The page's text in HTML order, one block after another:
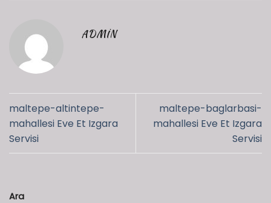
ADMIN
maltepe-altintepe-
mahallesi Eve Et Izgara
Servisi
maltepe-baglarbasi-
mahallesi Eve Et Izgara
Servisi
Ara